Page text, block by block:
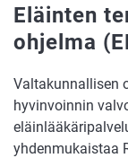
Eläinten
ohjelma
Valtakunnallisen
hyvinvoinnin
yhdenmukaistaa